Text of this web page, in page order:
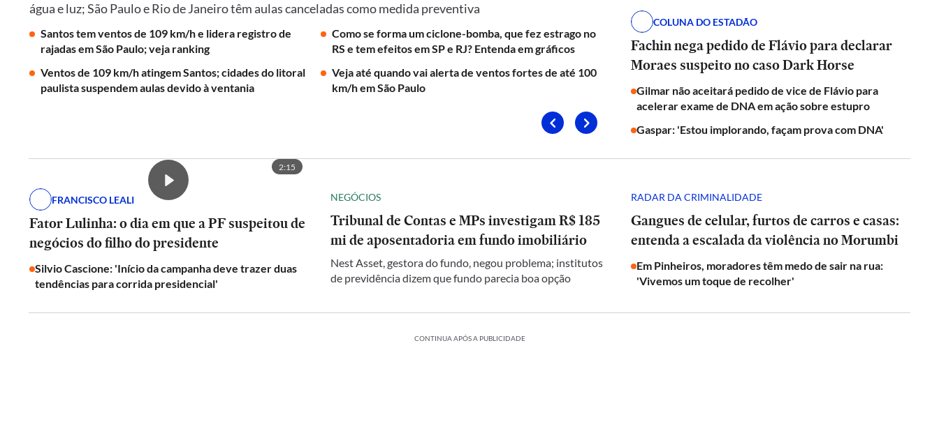
água e luz; São Paulo e Rio de Janeiro têm aulas canceladas como medida preventiva
Santos tem ventos de 109 km/h e lidera registro de
rajadas em São Paulo; veja ranking
Como se forma um ciclone-bomba, que fez estrago no
RS e tem efeitos em SP e RJ? Entenda em gráficos
Ventos de 109 km/h atingem Santos; cidades do litoral
paulista suspendem aulas devido à ventania
Veja até quando vai alerta de ventos fortes de até 100
km/h em São Paulo
COLUNA DO ESTADÃO
Fachin nega pedido de Flávio para declarar
Moraes suspeito no caso Dark Horse
Gilmar não aceitará pedido de vice de Flávio para
acelerar exame de DNA em ação sobre estupro
Gaspar: 'Estou implorando, façam prova com DNA'
2:15
FRANCISCO LEALI
Fator Lulinha: o dia em que a PF suspeitou de
negócios do filho do presidente
Silvio Cascione: 'Início da campanha deve trazer duas
tendências para corrida presidencial'
NEGÓCIOS
Tribunal de Contas e MPs investigam R$ 185
mi de aposentadoria em fundo imobiliário
Nest Asset, gestora do fundo, negou problema; institutos
de previdência dizem que fundo parecia boa opção
RADAR DA CRIMINALIDADE
Gangues de celular, furtos de carros e casas:
entenda a escalada da violência no Morumbi
Em Pinheiros, moradores têm medo de sair na rua:
'Vivemos um toque de recolher'
CONTINUA APÓS A PUBLICIDADE